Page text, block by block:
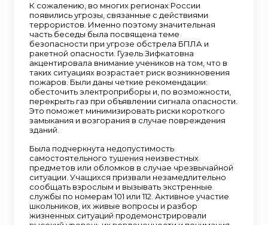
К сожалению, во многих регионах России
появились угрозы, связанные с действиями
террористов. Именно поэтому значительная
часть беседы была посвящена теме
безопасности при угрозе обстрела БПЛА и
ракетной опасности. Гузель Зифкатовна
акцентировала внимание учеников на том, что в
таких ситуациях возрастает риск возникновения
пожаров. Были даны четкие рекомендации:
обесточить электроприборы и, по возможности,
перекрыть газ при объявлении сигнала опасности.
Это поможет минимизировать риски короткого
замыкания и возгорания в случае повреждения
зданий.
Была подчеркнута недопустимость
самостоятельного тушения неизвестных
предметов или обломков в случае чрезвычайной
ситуации. Учащихся призвали незамедлительно
сообщать взрослым и вызывать экстренные
службы по номерам 101 или 112. Активное участие
школьников, их живые вопросы и разбор
жизненных ситуаций продемонстрировали